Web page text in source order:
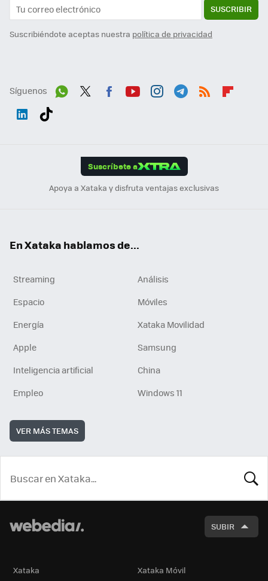
SUSCRIBIR
Suscribiéndote aceptas nuestra política de privacidad
Síguenos
Suscríbete a
Apoya a Xataka y disfruta ventajas exclusivas
En Xataka hablamos de...
Streaming
Análisis
Espacio
Móviles
Energía
Xataka Movilidad
Apple
Samsung
Inteligencia artificial
China
Empleo
Windows 11
VER MÁS TEMAS
SUBIR
Xataka Xataka Móvil